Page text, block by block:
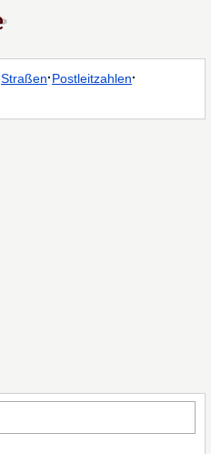
Straßen·Postleitzahlen·